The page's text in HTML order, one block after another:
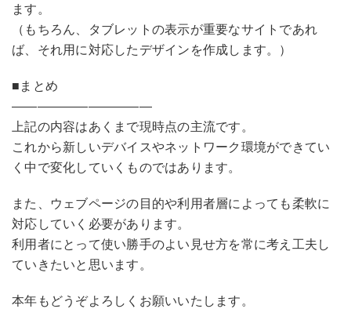
ます。
（もちろん、タブレットの表示が重要なサイトであれ
ば、それ用に対応したデザインを作成します。）
■まとめ
———————————
上記の内容はあくまで現時点の主流です。
これから新しいデバイスやネットワーク環境ができてい
く中で変化していくものではあります。
また、ウェブページの目的や利用者層によっても柔軟に
対応していく必要があります。
利用者にとって使い勝手のよい見せ方を常に考え工夫し
ていきたいと思います。
本年もどうぞよろしくお願いいたします。